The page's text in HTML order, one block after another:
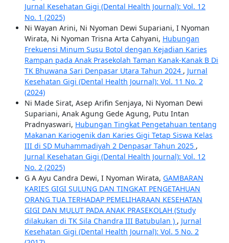
Jurnal Kesehatan Gigi (Dental Health Journal): Vol. 12
No. 1 (2025)
Ni Wayan Arini, Ni Nyoman Dewi Supariani, I Nyoman
Wirata, Ni Nyoman Trisna Arta Cahyani, Hubungan
Frekuensi Minum Susu Botol dengan Kejadian Karies
Rampan pada Anak Prasekolah Taman Kanak-Kanak B Di
TK Bhuwana Sari Denpasar Utara Tahun 2024 , Jurnal
Kesehatan Gigi (Dental Health Journal): Vol. 11 No. 2
(2024)
Ni Made Sirat, Asep Arifin Senjaya, Ni Nyoman Dewi
Supariani, Anak Agung Gede Agung, Putu Intan
Pradnyaswari, Hubungan Tingkat Pengetahuan tentang
Makanan Kariogenik dan Karies Gigi Tetap Siswa Kelas
III di SD Muhammadiyah 2 Denpasar Tahun 2025 ,
Jurnal Kesehatan Gigi (Dental Health Journal): Vol. 12
No. 2 (2025)
G A Ayu Candra Dewi, I Nyoman Wirata, GAMBARAN
KARIES GIGI SULUNG DAN TINGKAT PENGETAHUAN
ORANG TUA TERHADAP PEMELIHARAAN KESEHATAN
GIGI DAN MULUT PADA ANAK PRASEKOLAH (Study
dilakukan di TK Sila Chandra III Batubulan ) , Jurnal
Kesehatan Gigi (Dental Health Journal): Vol. 5 No. 2